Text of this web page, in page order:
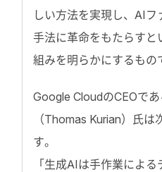
しい方法を実現し、AI
手法に革命をもたらすと
組みを明らかにするもの
Google CloudのCEOで
（Thomas Kurian）氏
す。
「生成AIは手作業による